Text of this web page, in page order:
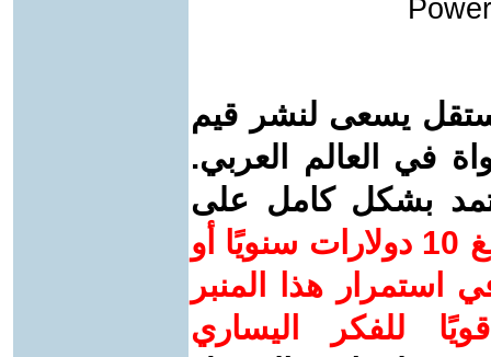
يسعى لنشر قيم
في العالم العربي.
بشكل كامل على
ساهم/ي معنا! بدعمكم بمبلغ 10 دولارات سنويًا أو
استمرار هذا المنبر
للفكر اليساري